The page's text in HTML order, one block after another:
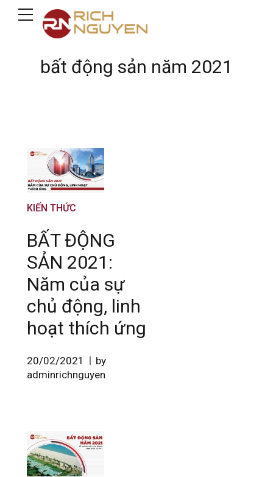
bất động sản năm 2021
KIẾN THỨC
BẤT ĐỘNG
SẢN 2021:
Năm của sự
chủ động, linh
hoạt thích ứng
20/02/2021
by
adminrichnguyen